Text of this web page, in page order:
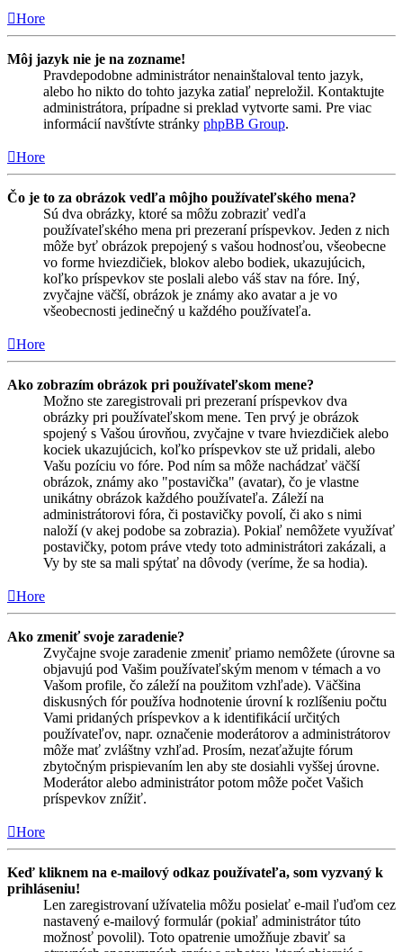
Hore
Môj jazyk nie je na zozname!
Pravdepodobne administrátor nenainštaloval tento jazyk,
alebo ho nikto do tohto jazyka zatiaľ nepreložil. Kontaktujte
administrátora, prípadne si preklad vytvorte sami. Pre viac
informácií navštívte stránky phpBB Group.
Hore
Čo je to za obrázok vedľa môjho používateľského mena?
Sú dva obrázky, ktoré sa môžu zobraziť vedľa
používateľského mena pri prezeraní príspevkov. Jeden z nich
môže byť obrázok prepojený s vašou hodnosťou, všeobecne
vo forme hviezdičiek, blokov alebo bodiek, ukazujúcich,
koľko príspevkov ste poslali alebo váš stav na fóre. Iný,
zvyčajne väčší, obrázok je známy ako avatar a je vo
všeobecnosti jedinečný u každého používateľa.
Hore
Ako zobrazím obrázok pri používateľskom mene?
Možno ste zaregistrovali pri prezeraní príspevkov dva
obrázky pri používateľskom mene. Ten prvý je obrázok
spojený s Vašou úrovňou, zvyčajne v tvare hviezdičiek alebo
kociek ukazujúcich, koľko príspevkov ste už pridali, alebo
Vašu pozíciu vo fóre. Pod ním sa môže nachádzať väčší
obrázok, známy ako "postavička" (avatar), čo je vlastne
unikátny obrázok každého používateľa. Záleží na
administrátorovi fóra, či postavičky povolí, či ako s nimi
naloží (v akej podobe sa zobrazia). Pokiaľ nemôžete využívať
postavičky, potom práve vtedy toto administrátori zakázali, a
Vy by ste sa mali spýtať na dôvody (veríme, že sa hodia).
Hore
Ako zmeniť svoje zaradenie?
Zvyčajne svoje zaradenie zmeniť priamo nemôžete (úrovne sa
objavujú pod Vašim používateľským menom v témach a vo
Vašom profile, čo záleží na použitom vzhľade). Väčšina
diskusných fór používa hodnotenie úrovní k rozlíšeniu počtu
Vami pridaných príspevkov a k identifikácií určitých
používateľov, napr. označenie moderátorov a administrátorov
môže mať zvláštny vzhľad. Prosím, nezaťažujte fórum
zbytočným prispievaním len aby ste dosiahli vyššej úrovne.
Moderátor alebo administrátor potom môže počet Vašich
príspevkov znížiť.
Hore
Keď kliknem na e-mailový odkaz používateľa, som vyzvaný k
prihláseniu!
Len zaregistrovaní užívatelia môžu posielať e-mail ľuďom cez
nastavený e-mailový formulár (pokiaľ administrátor túto
možnosť povolil). Toto opatrenie umožňuje zbaviť sa